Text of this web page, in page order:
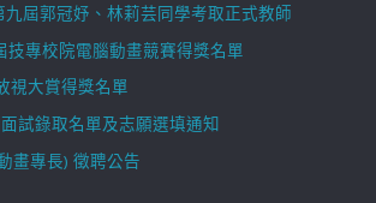
九屆郭冠妤、林莉芸同學考取正式教師
技專校院電腦動畫競賽得獎名單
視大賞得獎名單
試錄取名單及志願選填通知
畫專長) 徵聘公告